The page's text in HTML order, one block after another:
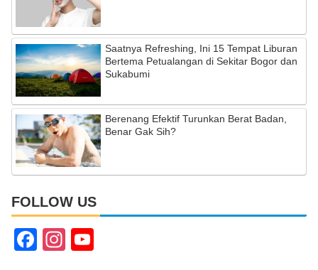
Saatnya Refreshing, Ini 15 Tempat Liburan
Bertema Petualangan di Sekitar Bogor dan
Sukabumi
Berenang Efektif Turunkan Berat Badan,
Benar Gak Sih?
FOLLOW US
F
In